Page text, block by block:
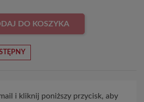
DO KOSZYKA
i kliknij poniższy przycisk, aby